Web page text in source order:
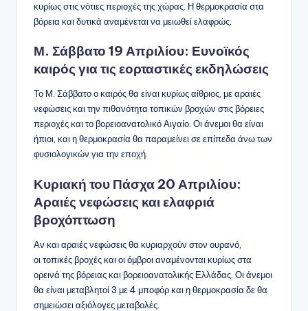
κυρίως στις νότιες περιοχές της χώρας. Η θερμοκρασία στα
βόρεια και δυτικά αναμένεται να μειωθεί ελαφρώς.
Μ. Σάββατο 19 Απριλίου: Ευνοϊκός
καιρός για τις εορταστικές εκδηλώσεις
Το Μ. Σάββατο ο καιρός θα είναι κυρίως αίθριος, με αραιές
νεφώσεις και την πιθανότητα τοπικών βροχών στις βόρειες
περιοχές και το βορειοανατολικό Αιγαίο. Οι άνεμοι θα είναι
ήπιοι, και η θερμοκρασία θα παραμείνει σε επίπεδα άνω των
φυσιολογικών για την εποχή.
Κυριακή του Πάσχα 20 Απριλίου:
Αραιές νεφώσεις και ελαφριά
βροχόπτωση
Αν και αραιές νεφώσεις θα κυριαρχούν στον ουρανό,
οι τοπικές βροχές και οι όμβροι αναμένονται κυρίως στα
ορεινά της βόρειας και βορειοανατολικής Ελλάδας. Οι άνεμοι
θα είναι μεταβλητοί 3 με 4 μποφόρ και η θερμοκρασία δε θα
σημειώσει αξιόλογες μεταβολές.